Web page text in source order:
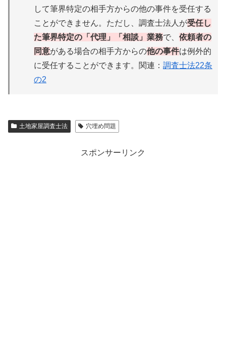
して筆界特定の相手方からの他の事件を受任する
ことができません。ただし、調査士法人が受任し
た筆界特定の「代理」「相談」業務で、 依頼者の
同意がある場合の相手方からの他の事件は例外的
に受任することができます。関連： 調査士法22条
の2
土地家屋調査士法 穴埋め問題
スポンサーリンク